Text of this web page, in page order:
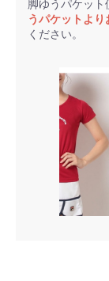
脚ゆうパケッ
うパケットより
ください。